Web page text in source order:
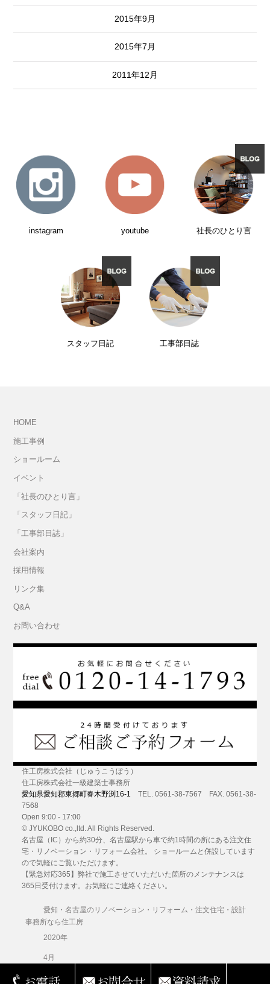
2015年9月
2015年7月
2011年12月
instagram youtube 社長のひとり言
スタッフ日記 工事部日誌
HOME
施工事例
ショールーム
イベント
「社長のひとり言」
「スタッフ日記」
「工事部日誌」
会社案内
採用情報
リンク集
Q&A
お問い合わせ
住工房株式会社（じゅうこうぼう）
住工房株式会社一級建築士事務所
愛知県愛知郡東郷町春木野渕16-1
TEL. 0561-38-7567 FAX. 0561-38-
7568
Open 9:00 - 17:00
© JYUKOBO co.,ltd. All Rights Reserved.
名古屋（IC）から約30分、名古屋駅から車で約1時間の所にある注文住
宅・リノベーション・リフォーム会社。 ショールームと併設しています
ので気軽にご覧いただけます。
【緊急対応365】弊社で施工させていただいた箇所のメンテナンスは
365日受付けます。お気軽にご連絡ください。
愛知・名古屋のリノベーション・リフォーム・注文住宅・設計
事務所なら住工房
2020年
4月